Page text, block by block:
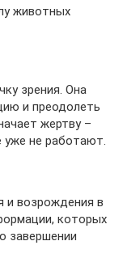
животных
зрения. Она
и преодолеть
жертву –
не работают.
и возрождения в
которых
завершении